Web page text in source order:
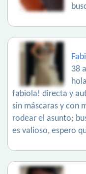
38
fabiola! directa y
sin máscaras y con
rodear el asunto;
es valioso, espero